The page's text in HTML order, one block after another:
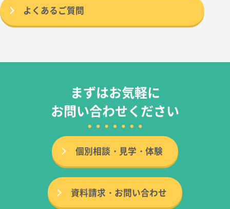
よくあるご質問
まずはお気軽に
お問い合わせください
個別相談・見学・体験
資料請求・お問い合わせ